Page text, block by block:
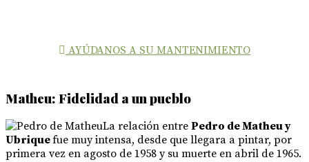
AYÚDANOS A SU MANTENIMIENTO
Matheu: Fidelidad a un pueblo
La relación entre Pedro de Matheu y
Ubriquefue muy intensa, desde que llegara a pintar, por
primera vez en agosto de 1958 y su muerte en abril de 1965.